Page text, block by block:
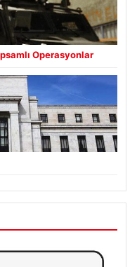
Operasyonlar